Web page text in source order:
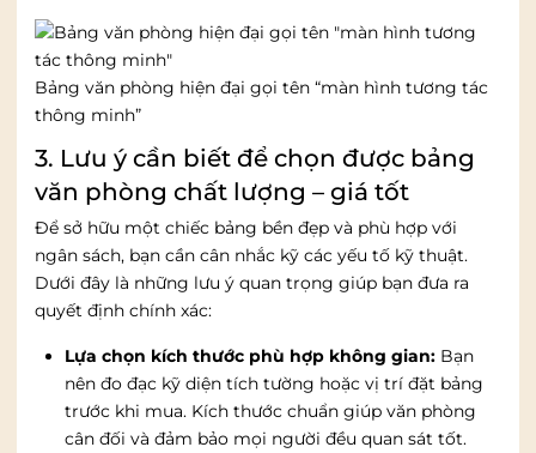
Bảng văn phòng hiện đại gọi tên “màn hình tương tác
thông minh”
3. Lưu ý cần biết để chọn được bảng
văn phòng chất lượng – giá tốt
Để sở hữu một chiếc bảng bền đẹp và phù hợp với
ngân sách, bạn cần cân nhắc kỹ các yếu tố kỹ thuật.
Dưới đây là những lưu ý quan trọng giúp bạn đưa ra
quyết định chính xác:
Lựa chọn kích thước phù hợp không gian: Bạn
nên đo đạc kỹ diện tích tường hoặc vị trí đặt bảng
trước khi mua. Kích thước chuẩn giúp văn phòng
cân đối và đảm bảo mọi người đều quan sát tốt.